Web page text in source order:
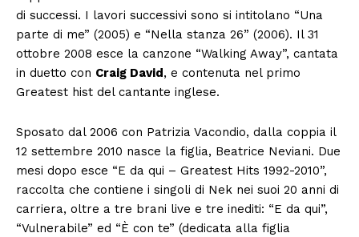
di successi. I lavori successivi sono si intitolano “Una
parte di me” (2005) e “Nella stanza 26” (2006). Il 31
ottobre 2008 esce la canzone “Walking Away”, cantata
in duetto con Craig David , e contenuta nel primo
Greatest hist del cantante inglese.
Sposato dal 2006 con Patrizia Vacondio, dalla coppia il
12 settembre 2010 nasce la figlia, Beatrice Neviani. Due
mesi dopo esce “E da qui – Greatest Hits 1992-2010”,
raccolta che contiene i singoli di Nek nei suoi 20 anni di
carriera, oltre a tre brani live e tre inediti: “E da qui”,
“Vulnerabile” ed “È con te” (dedicata alla figlia